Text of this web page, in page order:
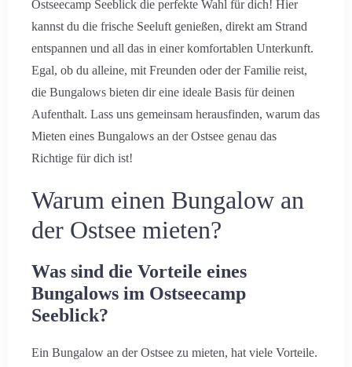
Ostseecamp Seeblick die perfekte Wahl für dich! Hier
kannst du die frische Seeluft genießen, direkt am Strand
entspannen und all das in einer komfortablen Unterkunft.
Egal, ob du alleine, mit Freunden oder der Familie reist,
die Bungalows bieten dir eine ideale Basis für deinen
Aufenthalt. Lass uns gemeinsam herausfinden, warum das
Mieten eines Bungalows an der Ostsee genau das
Richtige für dich ist!
Warum einen Bungalow an
der Ostsee mieten?
Was sind die Vorteile eines
Bungalows im Ostseecamp
Seeblick?
Ein Bungalow an der Ostsee zu mieten, hat viele Vorteile.